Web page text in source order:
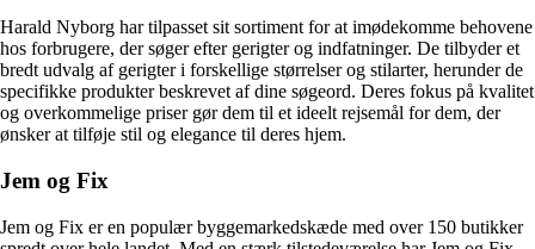
Harald Nyborg har tilpasset sit sortiment for at imødekomme behovene
hos forbrugere, der søger efter gerigter og indfatninger. De tilbyder et
bredt udvalg af gerigter i forskellige størrelser og stilarter, herunder de
specifikke produkter beskrevet af dine søgeord. Deres fokus på kvalitet
og overkommelige priser gør dem til et ideelt rejsemål for dem, der
ønsker at tilføje stil og elegance til deres hjem.
Jem og Fix
Jem og Fix er en populær byggemarkedskæde med over 150 butikker